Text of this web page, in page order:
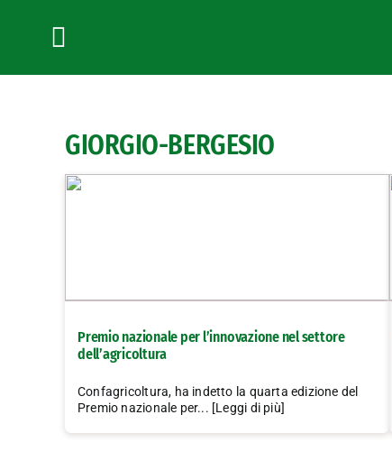
Toggle
Navigation
GIORGIO-BERGESIO
Premio nazionale per l’innovazione nel settore
dell’agricoltura
Confagricoltura, ha indetto la quarta edizione del
Premio nazionale per... [Leggi di più]